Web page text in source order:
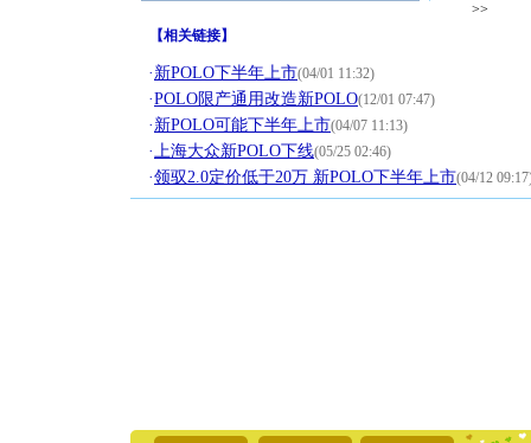
>>
【相关链接】
· 新POLO下半年上市(04/01 11:32)
·POLO限产通用改造新POLO(12/01 07:47)
· 新POLO可能下半年上市(04/07 11:13)
·上海大众新POLO下线(05/25 02:46)
·领驭2.0定价低于20万 新POLO下半年上市(04/12